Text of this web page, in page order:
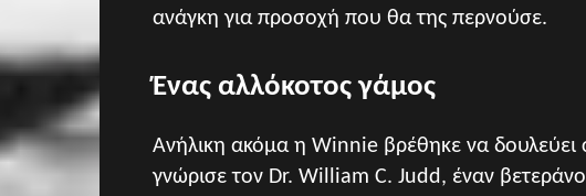
ανάγκη για προσοχή που θα της περνούσε.
Ένας αλλόκοτος γάμος
Ανήλικη ακόμα η Winnie βρέθηκε να δουλεύει
γνώρισε τον Dr. William C. Judd, έναν